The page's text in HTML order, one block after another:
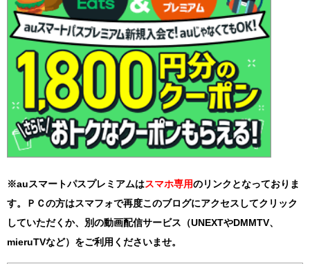
※auスマートパスプレミアムはスマホ専用のリンクとなっておりま
す。ＰＣの方はスマフォで再度このブログにアクセスしてクリック
していただくか、別の動画配信サービス（UNEXTやDMMTV、
mieruTVなど）をご利用くださいませ。